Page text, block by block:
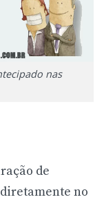
nas
de
no